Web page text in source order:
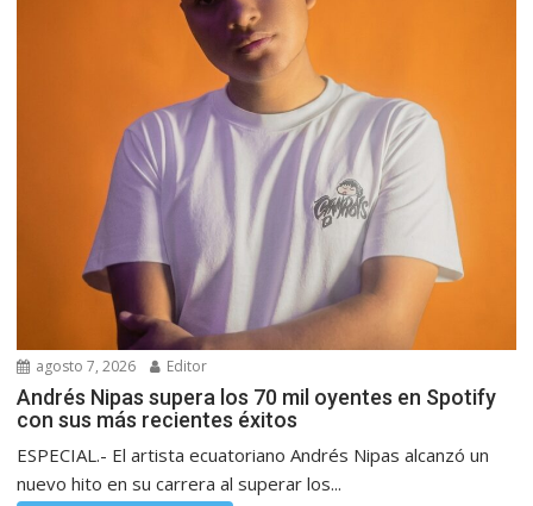
agosto 7, 2026 Editor
Andrés Nipas supera los 70 mil oyentes en Spotify
con sus más recientes éxitos
ESPECIAL.- El artista ecuatoriano Andrés Nipas alcanzó un
nuevo hito en su carrera al superar los...